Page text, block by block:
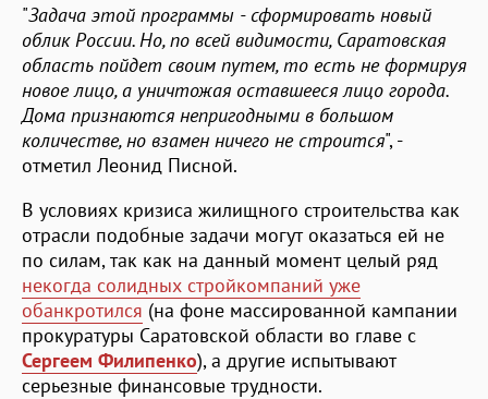
"Задача этой программы - сформировать новый
облик России. Но, по всей видимости, Саратовская
область пойдет своим путем, то есть не формируя
новое лицо, а уничтожая оставшееся лицо города.
Дома признаются непригодными в большом
количестве, но взамен ничего не строится", -
отметил Леонид Писной.
В условиях кризиса жилищного строительства как
отрасли подобные задачи могут оказаться ей не
по силам, так как на данный момент целый ряд
некогда солидных стройкомпаний уже
обанкротился (на фоне массированной кампании
прокуратуры Саратовской области во главе с
Сергеем Филипенко), а другие испытывают
серьезные финансовые трудности.